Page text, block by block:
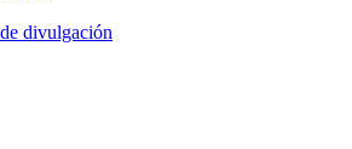
divulgación